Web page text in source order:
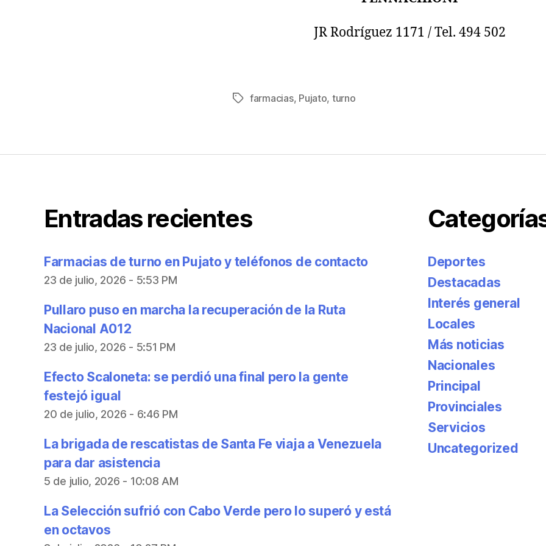
JR Rodríguez 1171 / Tel. 494 502
farmacias, Pujato, turno
Entradas recientes
Farmacias de turno en Pujato y teléfonos de contacto
23 de julio, 2026 - 5:53 PM
Pullaro puso en marcha la recuperación de la Ruta
Nacional A012
23 de julio, 2026 - 5:51 PM
Efecto Scaloneta: se perdió una final pero la gente
festejó igual
20 de julio, 2026 - 6:46 PM
La brigada de rescatistas de Santa Fe viaja a Venezuela
para dar asistencia
5 de julio, 2026 - 10:08 AM
La Selección sufrió con Cabo Verde pero lo superó y está
en octavos
Deportes
Destacadas
Interés general
Locales
Más noticias
Nacionales
Principal
Provinciales
Servicios
Uncategorized